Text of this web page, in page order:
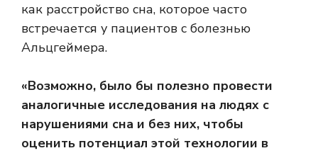
как расстройство сна, которое часто
встречается у пациентов с болезнью
Альцгеймера.
«Возможно, было бы полезно провести
аналогичные исследования на людях с
нарушениями сна и без них, чтобы
оценить потенциал этой технологии в